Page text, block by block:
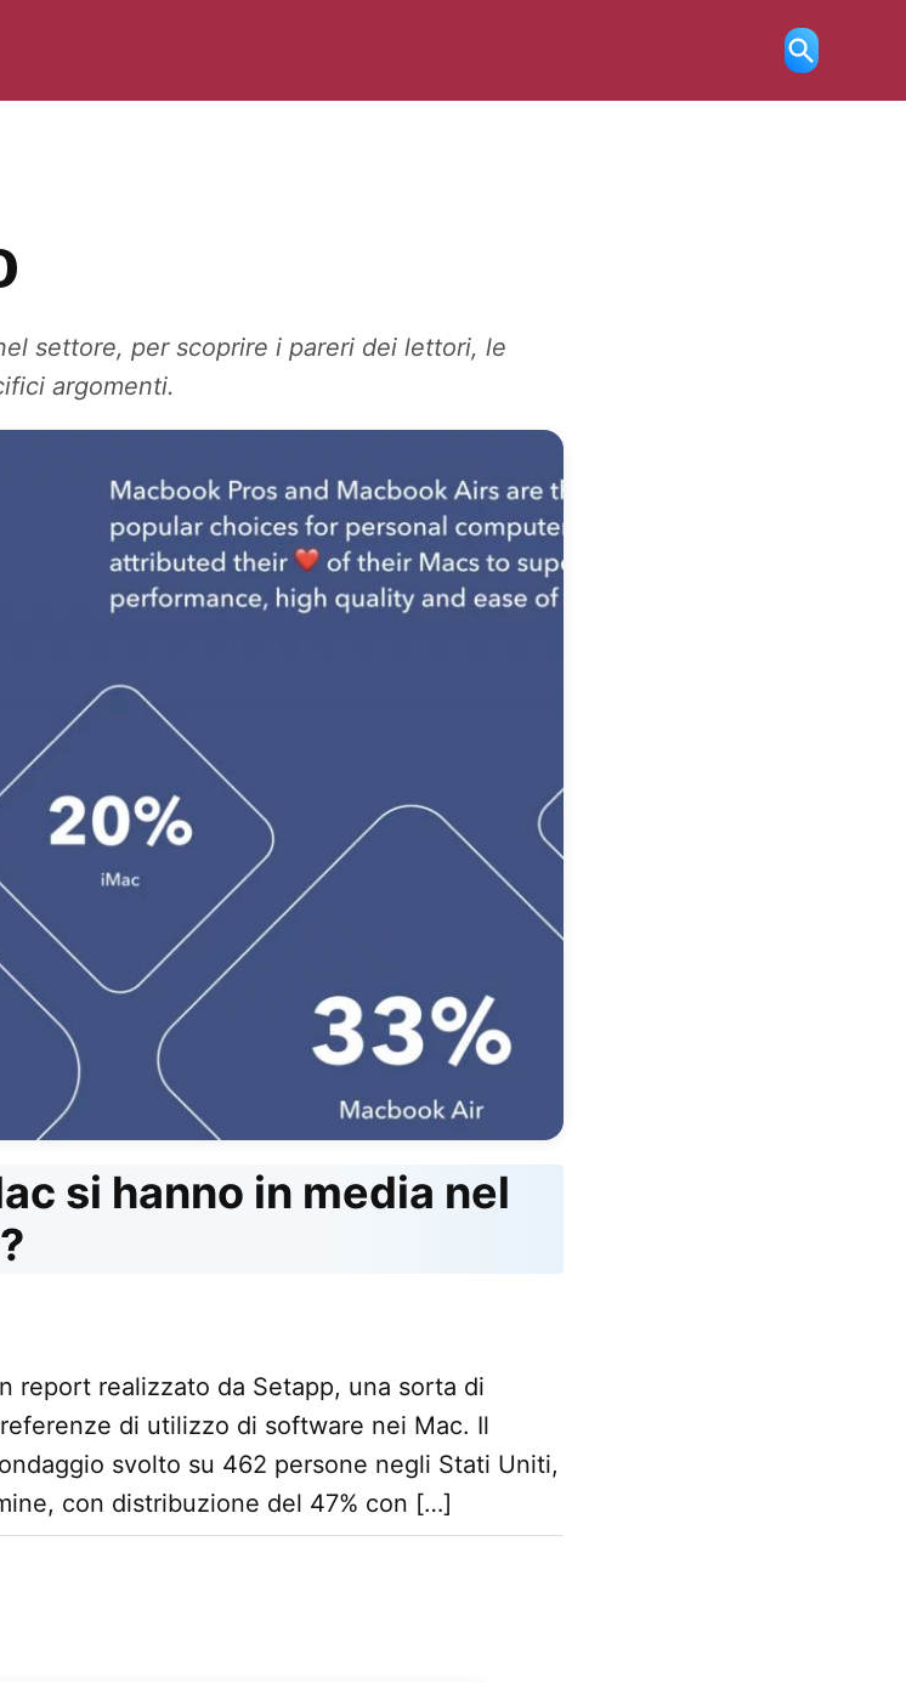
Ricerca
aperta
settore, per scoprire i pareri dei lettori, le
argomenti.
si hanno in media nel
report realizzato da Setapp, una sorta di
di utilizzo di software nei Mac. Il
svolto su 462 persone negli Stati Uniti,
con distribuzione del 47% con […]